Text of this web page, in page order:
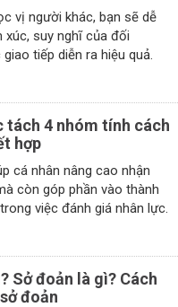
vị người khác, bạn sẽ dễ
xúc, suy nghĩ của đối
tách 4 nhóm tính cách
hợp
cá nhân nâng cao nhận
còn góp phần vào thành
Sở đoản là gì? Cách
đoản